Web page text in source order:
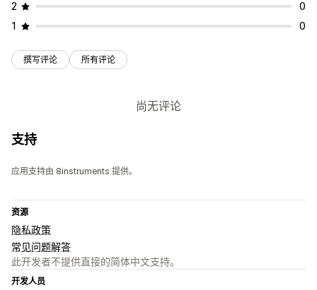
2
0
1
0
撰写评论 所有评论
尚无评论
支持
应用支持由 8instruments 提供。
资源
隐私政策
常见问题解答
此开发者不提供直接的简体中文支持。
开发人员